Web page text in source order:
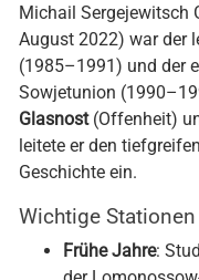
Michail Sergejewitsch
August 2022) war der
(1985–1991) und der
Sowjetunion
Glasnost(Offenheit)
leitete er den
Geschichte ein.
Wichtige
Frühe Jahre: